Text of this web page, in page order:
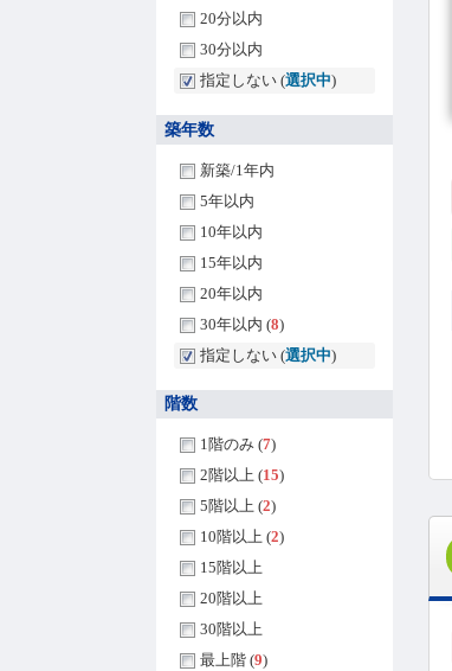
20分以内
30分以内
指定しない (選択中)
築年数
新築/1年内
5年以内
10年以内
15年以内
20年以内
30年以内 (8)
指定しない (選択中)
階数
1階のみ (7)
2階以上 (15)
5階以上 (2)
10階以上 (2)
15階以上
20階以上
30階以上
最上階 (9)